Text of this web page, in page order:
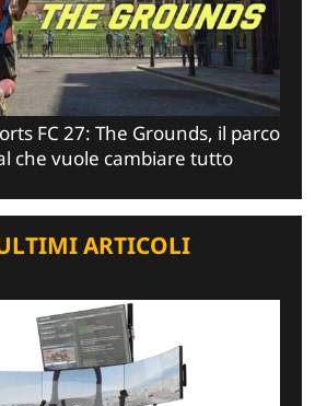
FC 27: The Grounds, il parco
che vuole cambiare tutto
ARTICOLI